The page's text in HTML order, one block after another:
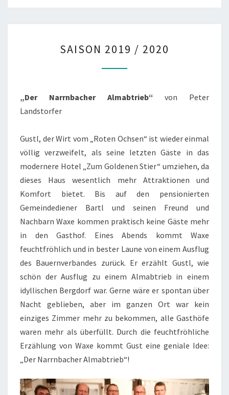
2019
/
SAISON 2019 / 2020
„Der Narrnbacher Almabtrieb“ von Peter
Landstorfer
Gustl, der Wirt vom „Roten Ochsen“ ist wieder einmal
völlig verzweifelt, als seine letzten Gäste in das
modernere Hotel „Zum Goldenen Stier“ umziehen, da
dieses Haus wesentlich mehr Attraktionen und
Komfort bietet. Bis auf den pensionierten
Gemeindediener Bartl und seinen Freund und
Nachbarn Waxe kommen praktisch keine Gäste mehr
in den Gasthof. Eines Abends kommt Waxe
feuchtfröhlich und in bester Laune von einem Ausflug
des Bauernverbandes zurück. Er erzählt Gustl, wie
schön der Ausflug zu einem Almabtrieb in einem
idyllischen Bergdorf war. Gerne wäre er spontan über
Nacht geblieben, aber im ganzen Ort war kein
einziges Zimmer mehr zu bekommen, alle Gasthöfe
waren mehr als überfüllt. Durch die feuchtfröhliche
Erzählung von Waxe kommt Gust eine geniale Idee:
„Der Narrnbacher Almabtrieb“!